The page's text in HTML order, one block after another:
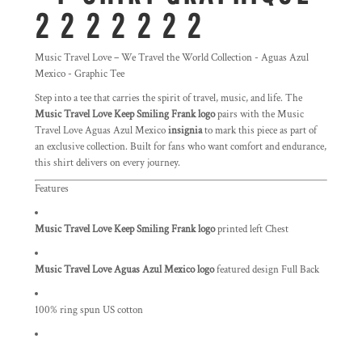
2 2 2 2 2 2 2
Music Travel Love – We Travel the World Collection - Aguas Azul
Mexico - Graphic Tee
Step into a tee that carries the spirit of travel, music, and life. The
Music Travel Love Keep Smiling Frank logopairs with the Music
Travel Love Aguas Azul Mexicoinsigniato mark this piece as part of
an exclusive collection. Built for fans who want comfort and endurance,
this shirt delivers on every journey.
Features
Music Travel Love Keep Smiling Frank logoprinted left Chest
Music Travel Love Aguas Azul Mexico logofeatured design Full Back
100% ring spun US cotton